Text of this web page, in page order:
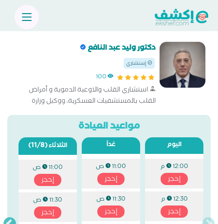
دكتور وليد عبد النافع
إستشاري
100
استشاري القلب والاوعية الدموية و أمراض
القلب بالمستشفيات العسكرية، ووكيل وزارة
الإنتاج الحربي، والمستشار الطبي لوزارة الإنتاج
الحربي.مواعيد العيادة
اليوم
12:00 م
إحجز
12:30 م
إحجز
غداً
11:00 ص
إحجز
11:30 ص
إحجز
الثلاثاء(11/8)
11:00 ص
إحجز
11:30 ص
إحجز